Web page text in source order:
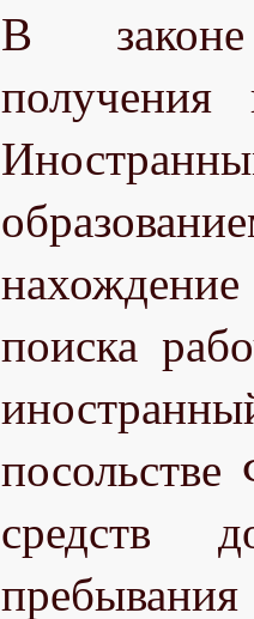
В законе
поиска
средств